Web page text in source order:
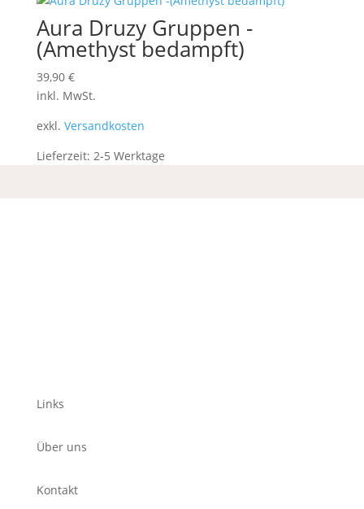
Aura Druzy Gruppen -
(Amethyst bedampft)
39,90 €
inkl. MwSt.
exkl. Versandkosten
Lieferzeit: 2-5 Werktage
Links
Über uns
Kontakt